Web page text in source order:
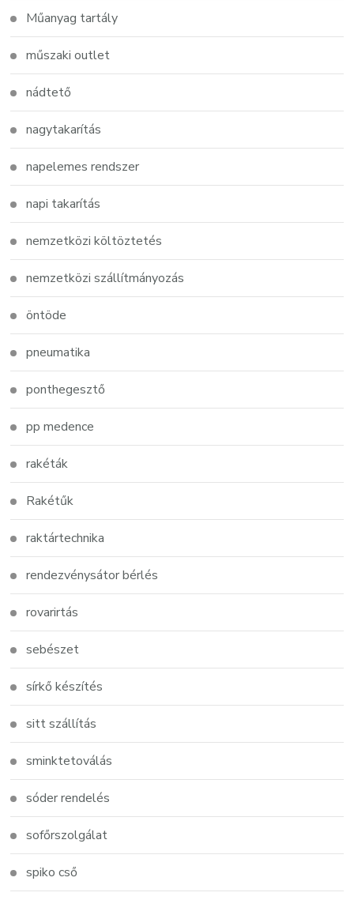
Műanyag tartály
műszaki outlet
nádtető
nagytakarítás
napelemes rendszer
napi takarítás
nemzetközi költöztetés
nemzetközi szállítmányozás
öntöde
pneumatika
ponthegesztő
pp medence
rakéták
Rakétűk
raktártechnika
rendezvénysátor bérlés
rovarirtás
sebészet
sírkő készítés
sitt szállítás
sminktetoválás
sóder rendelés
sofőrszolgálat
spiko cső